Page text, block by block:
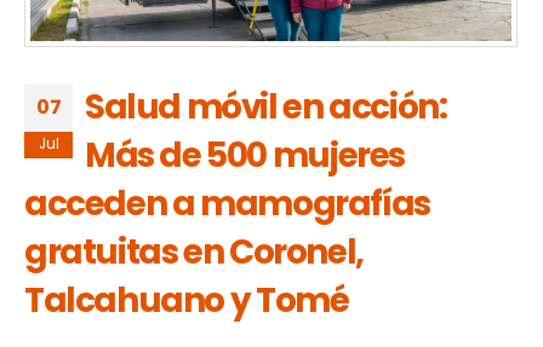
07
Jul
Salud móvil en acción:
Más de 500 mujeres
acceden a mamografías
gratuitas en Coronel,
Talcahuano y Tomé